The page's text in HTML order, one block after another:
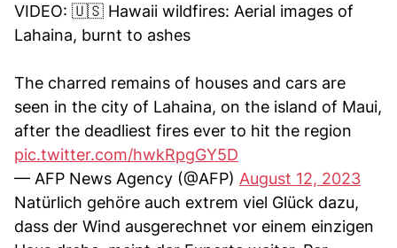
VIDEO: 🇺🇸 Hawaii wildfires: Aerial images of
Lahaina, burnt to ashes
The charred remains of houses and cars are
seen in the city of Lahaina, on the island of Maui,
after the deadliest fires ever to hit the region
pic.twitter.com/hwkRpgGY5D
— AFP News Agency (@AFP) August 12, 2023
Natürlich gehöre auch extrem viel Glück dazu,
dass der Wind ausgerechnet vor einem einzigen